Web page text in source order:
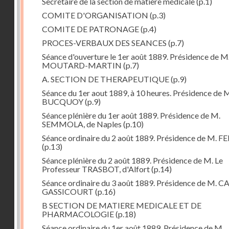
COMITE D'ORGANISATION (p.3)
COMITE DE PATRONAGE(p.4)
PROCES-VERBAUX DES SEANCES (p.7)
Séance d'ouverture le 1er août 1889. Présidence de
MOUTARD-MARTIN (p.7)
A. SECTION DE THERAPEUTIQUE(p.9)
Séance du 1er aout 1889, à 10 heures. Présidence de
BUCQUOY(p.9)
Séance plénière du 1er août 1889. Présidence de M.
SEMMOLA, de Naples (p.10)
Séance ordinaire du 2 août 1889. Présidence de M.
(p.13)
Séance plénière du 2 août 1889. Présidence de M. Le
Professeur TRASBOT, d'Alfort(p.14)
Séance ordinaire du 3 août 1889. Présidence de M.
GASSICOURT (p.16)
B SECTION DE MATIERE MEDICALE ET DE
PHARMACOLOGIE(p.18)